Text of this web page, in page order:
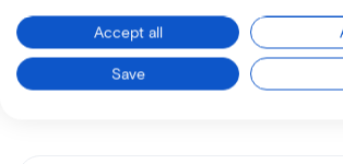
Vergelijkbare
fietsen
Accept all
Save